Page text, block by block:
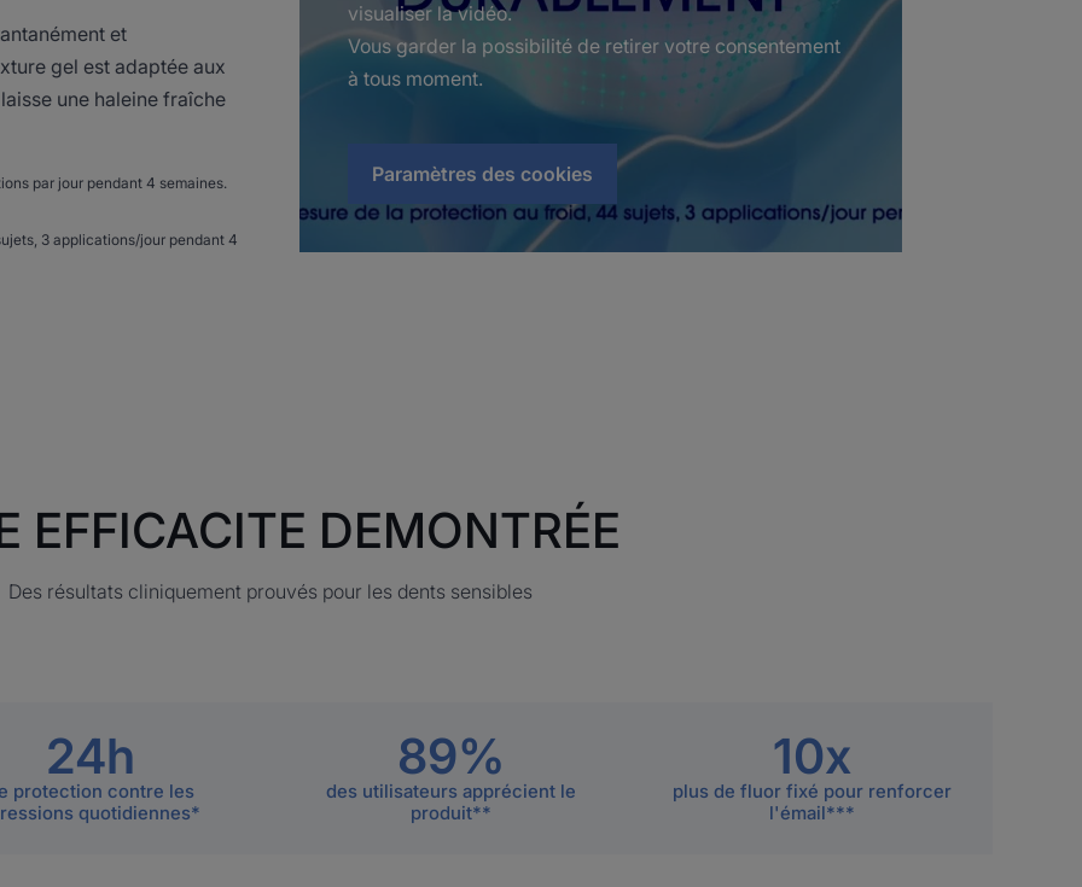
et
gel est adaptée aux
une haleine fraîche
par jour pendant 4 semaines.
3 applications/jour pendant 4
visualiser la vidéo.
Vous garder la possibilité de retirer votre consentement
à tous moment.
Paramètres des cookies
EFFICACITE DEMONTRÉE
Des résultats cliniquement prouvés pour les dents sensibles
24h
protection contre les
quotidiennes*
89%
des utilisateurs apprécient le
produit**
10x
plus de fluor fixé pour renforcer
l'émail***